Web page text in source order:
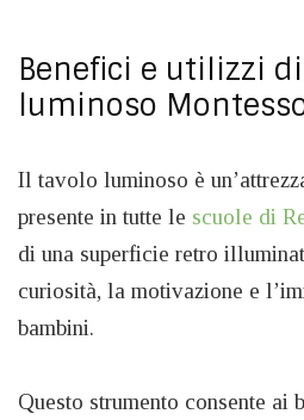
Benefici e utilizzi
luminoso
Il tavolo luminoso è
presente in tutte le scuole di
di una superficie retro
curiosità, la motivazione e
bambini.
Questo strumento consente ai